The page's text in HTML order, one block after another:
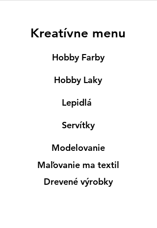
Kreatívne menu
Hobby Farby
Hobby Laky
Lepidlá
Servítky
Modelovanie
Maľovanie ma textil
Drevené výrobky